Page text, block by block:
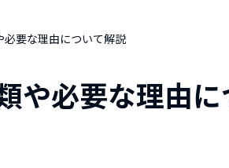
要な理由について解説
や必要な理由